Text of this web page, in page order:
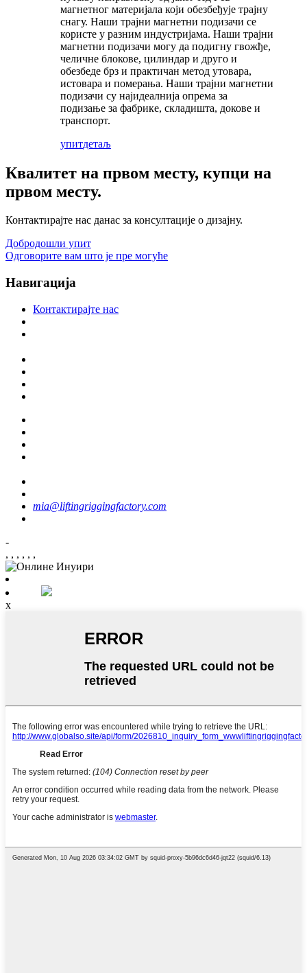
магнетног материјала који обезбеђује трајну
снагу. Наши трајни магнетни подизачи се
користе у разним индустријама. Наши трајни
магнетни подизачи могу да подигну гвожђе,
челичне блокове, цилиндар и друго и
обезбеде брз и практичан метод утовара,
истовара и померања. Наши трајни магнетни
подизачи су најидеалнија опрема за
подизање за фабрике, складишта, докове и
транспорт.
упитдетаљ
Квалитет на првом месту, купци на
првом месту.
Контактирајте нас данас за консултације о дизајну.
Добродошли упит
Одговорите вам што је пре могуће
Навигација
Контактирајте нас
mia@liftingriggingfactory.com
-
, , , , , ,
x